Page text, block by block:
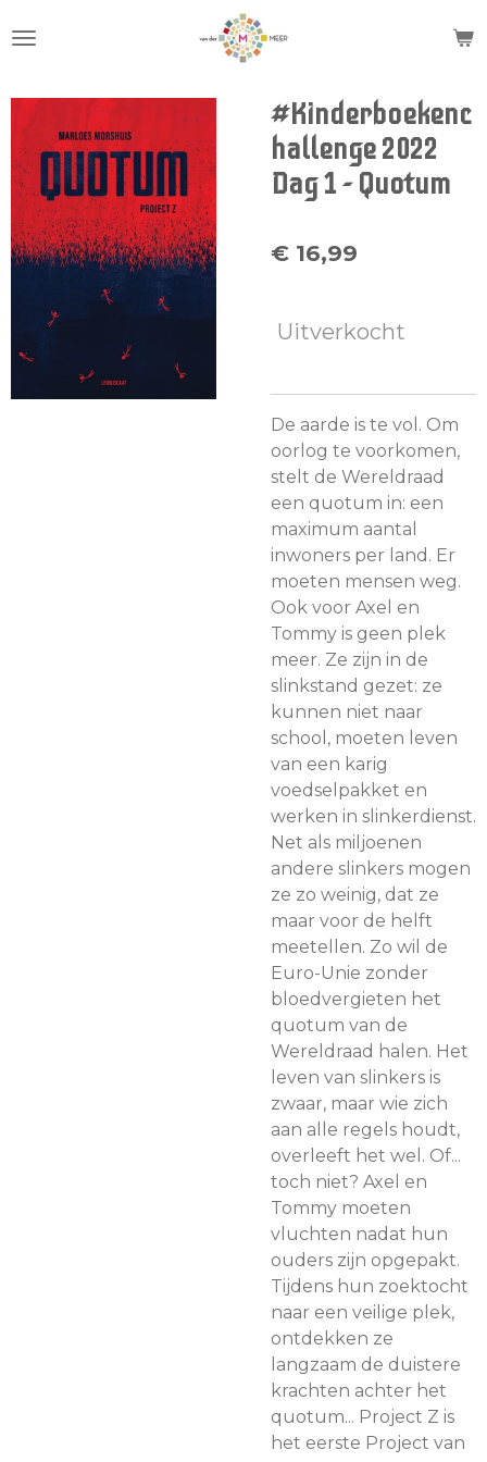
direct
de
hoofdinhoud
#Kinderboekenc
hallenge 2022
Dag 1 - Quotum
€ 16,99
Uitverkocht
De aarde is te vol. Om
oorlog te voorkomen,
stelt de Wereldraad
een quotum in: een
maximum aantal
inwoners per land. Er
moeten mensen weg.
Ook voor Axel en
Tommy is geen plek
meer. Ze zijn in de
slinkstand gezet: ze
kunnen niet naar
school, moeten leven
van een karig
voedselpakket en
werken in slinkerdienst.
Net als miljoenen
andere slinkers mogen
ze zo weinig, dat ze
maar voor de helft
meetellen. Zo wil de
Euro-Unie zonder
bloedvergieten het
quotum van de
Wereldraad halen. Het
leven van slinkers is
zwaar, maar wie zich
aan alle regels houdt,
overleeft het wel. Of...
toch niet? Axel en
Tommy moeten
vluchten nadat hun
ouders zijn opgepakt.
Tijdens hun zoektocht
naar een veilige plek,
ontdekken ze
langzaam de duistere
krachten achter het
quotum... Project Z is
het eerste Project van